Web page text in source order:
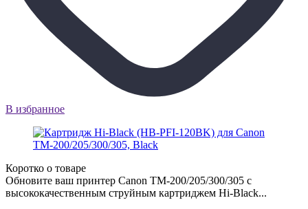
В избранное
Коротко о товаре
Обновите ваш принтер Canon TM-200/205/300/305 с
высококачественным струйным картриджем Hi-Black...